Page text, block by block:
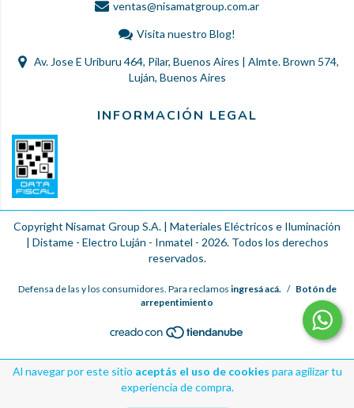
Al navegar por este sitio aceptás el uso de cookies para agilizar tu
experiencia de compra.
ventas@nisamatgroup.com.ar
Visita nuestro Blog!
Av. Jose E Uriburu 464, Pilar, Buenos Aires | Almte. Brown 574,
Luján, Buenos Aires
INFORMACIÓN LEGAL
Copyright Nisamat Group S.A. | Materiales Eléctricos e Iluminación
| Distame - Electro Luján - Inmatel - 2026. Todos los derechos
reservados.
Defensa de las y los consumidores. Para reclamos ingresá acá. / Botón de
arrepentimiento